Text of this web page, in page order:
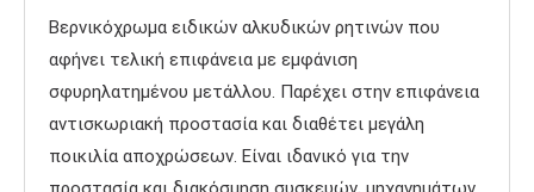
Βερνικόχρωμα ειδικών αλκυδικών ρητινών που
αφήνει τελική επιφάνεια με εμφάνιση
σφυρηλατημένου μετάλλου. Παρέχει στην επιφάνεια
αντισκωριακή προστασία και διαθέτει μεγάλη
ποικιλία αποχρώσεων. Είναι ιδανικό για την